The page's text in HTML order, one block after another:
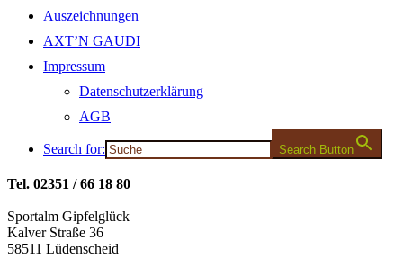
Auszeichnungen
AXT’N GAUDI
Impressum
Datenschutzerklärung
AGB
Search for: Search Button
Tel. 02351 / 66 18 80
Sportalm Gipfelglück
Kalver Straße 36
58511 Lüdenscheid